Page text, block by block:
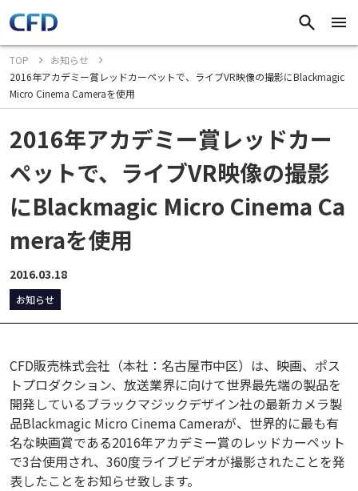
TOP
お知らせ
2016年アカデミー賞レッドカーペットで、ライブVR映像の撮影にBlackmagic
Micro Cinema Cameraを使用
2016年アカデミー賞レッドカー
ペットで、ライブVR映像の撮影
にBlackmagic Micro Cinema Ca
meraを使用
2016.03.18
お知らせ
CFD販売株式会社（本社：名古屋市中区）は、映画、ポス
トプロダクション、放送業界に向けて世界最先端の製品を
開発しているブラックマジックデザイン社の最新カメラ製
品Blackmagic Micro Cinema Cameraが、世界的に最も有
名な映画賞である2016年アカデミー賞のレッドカーペット
で3台使用され、360度ライブビデオが撮影されたことを発
表したことをお知らせ致します。